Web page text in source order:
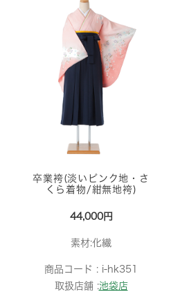
卒業袴(淡いピンク地・さ
くら着物/紺無地袴)
44,000円
素材:化繊
商品コード : i-hk351
取扱店舗 :池袋店